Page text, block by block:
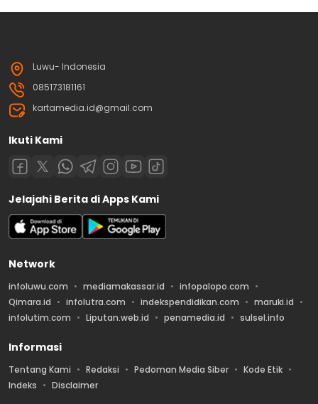
Luwu- Indonesia
085173181161
kartamedia.id@gmail.com
Ikuti Kami
Jelajahi Berita di Apps Kami
Network
infoluwu.com mediamakassar.id
infopalopo.com
Qimara.id
infolutra.com indekspendidikan.com
maruki.id
infolutim.com
Liputan.web.id penamedia.id sulsel.info
Informasi
Tentang Kami Redaksi Pedoman Media Siber
Kode Etik
Indeks
Disclaimer